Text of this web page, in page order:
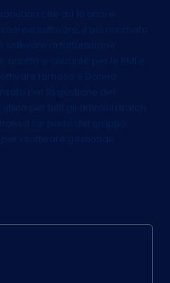
che da 18 anni è
software, il più rinomato
software di fatturazione
adatto e calzante per le PMI e
famoso è Danea
per la gestione del
per tutti gli amministratori
a far parte del gruppo
i software gestionali.